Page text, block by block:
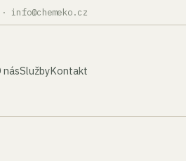
· info@chemeko.cz
násSlužbyKontakt